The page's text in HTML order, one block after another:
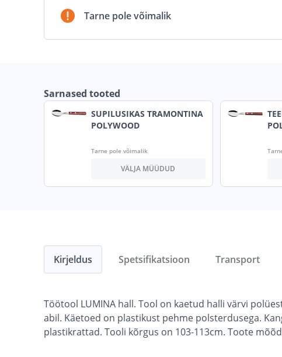
Tarne pole võimalik
Sarnased tooted
SUPILUSIKAS TRAMONTINA
POLYWOOD
Tarne pole võimalik
VÄLJA MÜÜDUD
Kirjeldus
Töötool LUMINA hall. Tool on kaetud halli värvi
abil. Käetoed on plastikust pehme polsterdusega.
plastikrattad. Tooli kõrgus on 103-113cm. Toote
Spetsifikatsioon Transport